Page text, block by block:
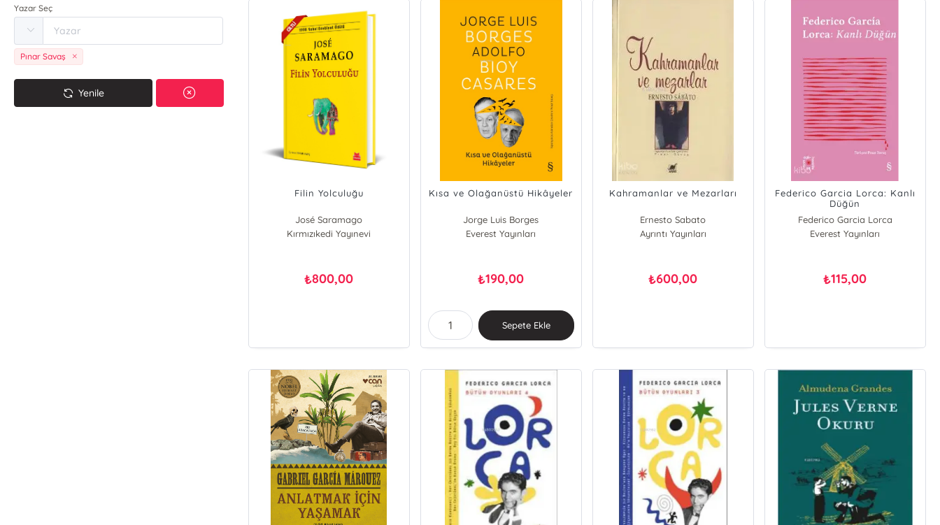
Yazar Seç
Pınar Savaş
Yenile
Filin Yolculuğu
José Saramago
Kırmızıkedi Yayınevi
₺800,00
Kısa ve Olağanüstü Hikâyeler
Jorge Luis Borges
Adolfo Bioy Casares
Everest Yayınları
₺190,00
Sepete Ekle
Kahramanlar ve Mezarları
Ernesto Sabato
Ayrıntı Yayınları
₺600,00
Federico Garcia Lorca: Kanlı
Düğün
Federico Garcia Lorca
Everest Yayınları
₺115,00